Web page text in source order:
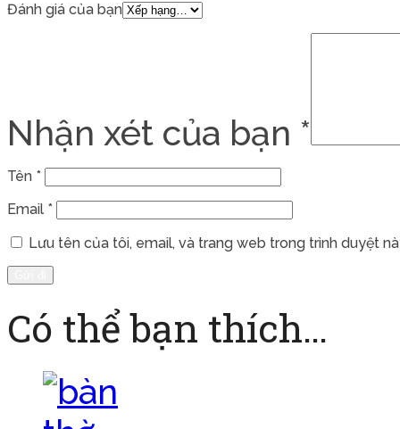
Đánh giá của bạn
Nhận xét của bạn *
Tên *
Email *
Lưu tên của tôi, email, và trang web trong trình duyệt
Có thể bạn thích…